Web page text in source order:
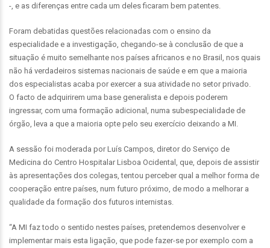
-, e as diferenças entre cada um deles ficaram bem patentes.
Foram debatidas questões relacionadas com o ensino da
especialidade e a investigação, chegando-se à conclusão de que a
situação é muito semelhante nos países africanos e no Brasil, nos quais
não há verdadeiros sistemas nacionais de saúde e em que a maioria
dos especialistas acaba por exercer a sua atividade no setor privado.
O facto de adquirirem uma base generalista e depois poderem
ingressar, com uma formação adicional, numa subespecialidade de
órgão, leva a que a maioria opte pelo seu exercício deixando a MI.
A sessão foi moderada por Luís Campos, diretor do Serviço de
Medicina do Centro Hospitalar Lisboa Ocidental, que, depois de assistir
às apresentações dos colegas, tentou perceber qual a melhor forma de
cooperação entre países, num futuro próximo, de modo a melhorar a
qualidade da formação dos futuros internistas.
“A MI faz todo o sentido nestes países, pretendemos desenvolver e
implementar mais esta ligação, que pode fazer-se por exemplo com a